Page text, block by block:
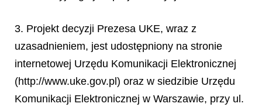
3. Projekt decyzji Prezesa UKE, wraz z
uzasadnieniem, jest udostępniony na stronie
internetowej Urzędu Komunikacji Elektronicznej
(http://www.uke.gov.pl) oraz w siedzibie Urzędu
Komunikacji Elektronicznej w Warszawie, przy ul.